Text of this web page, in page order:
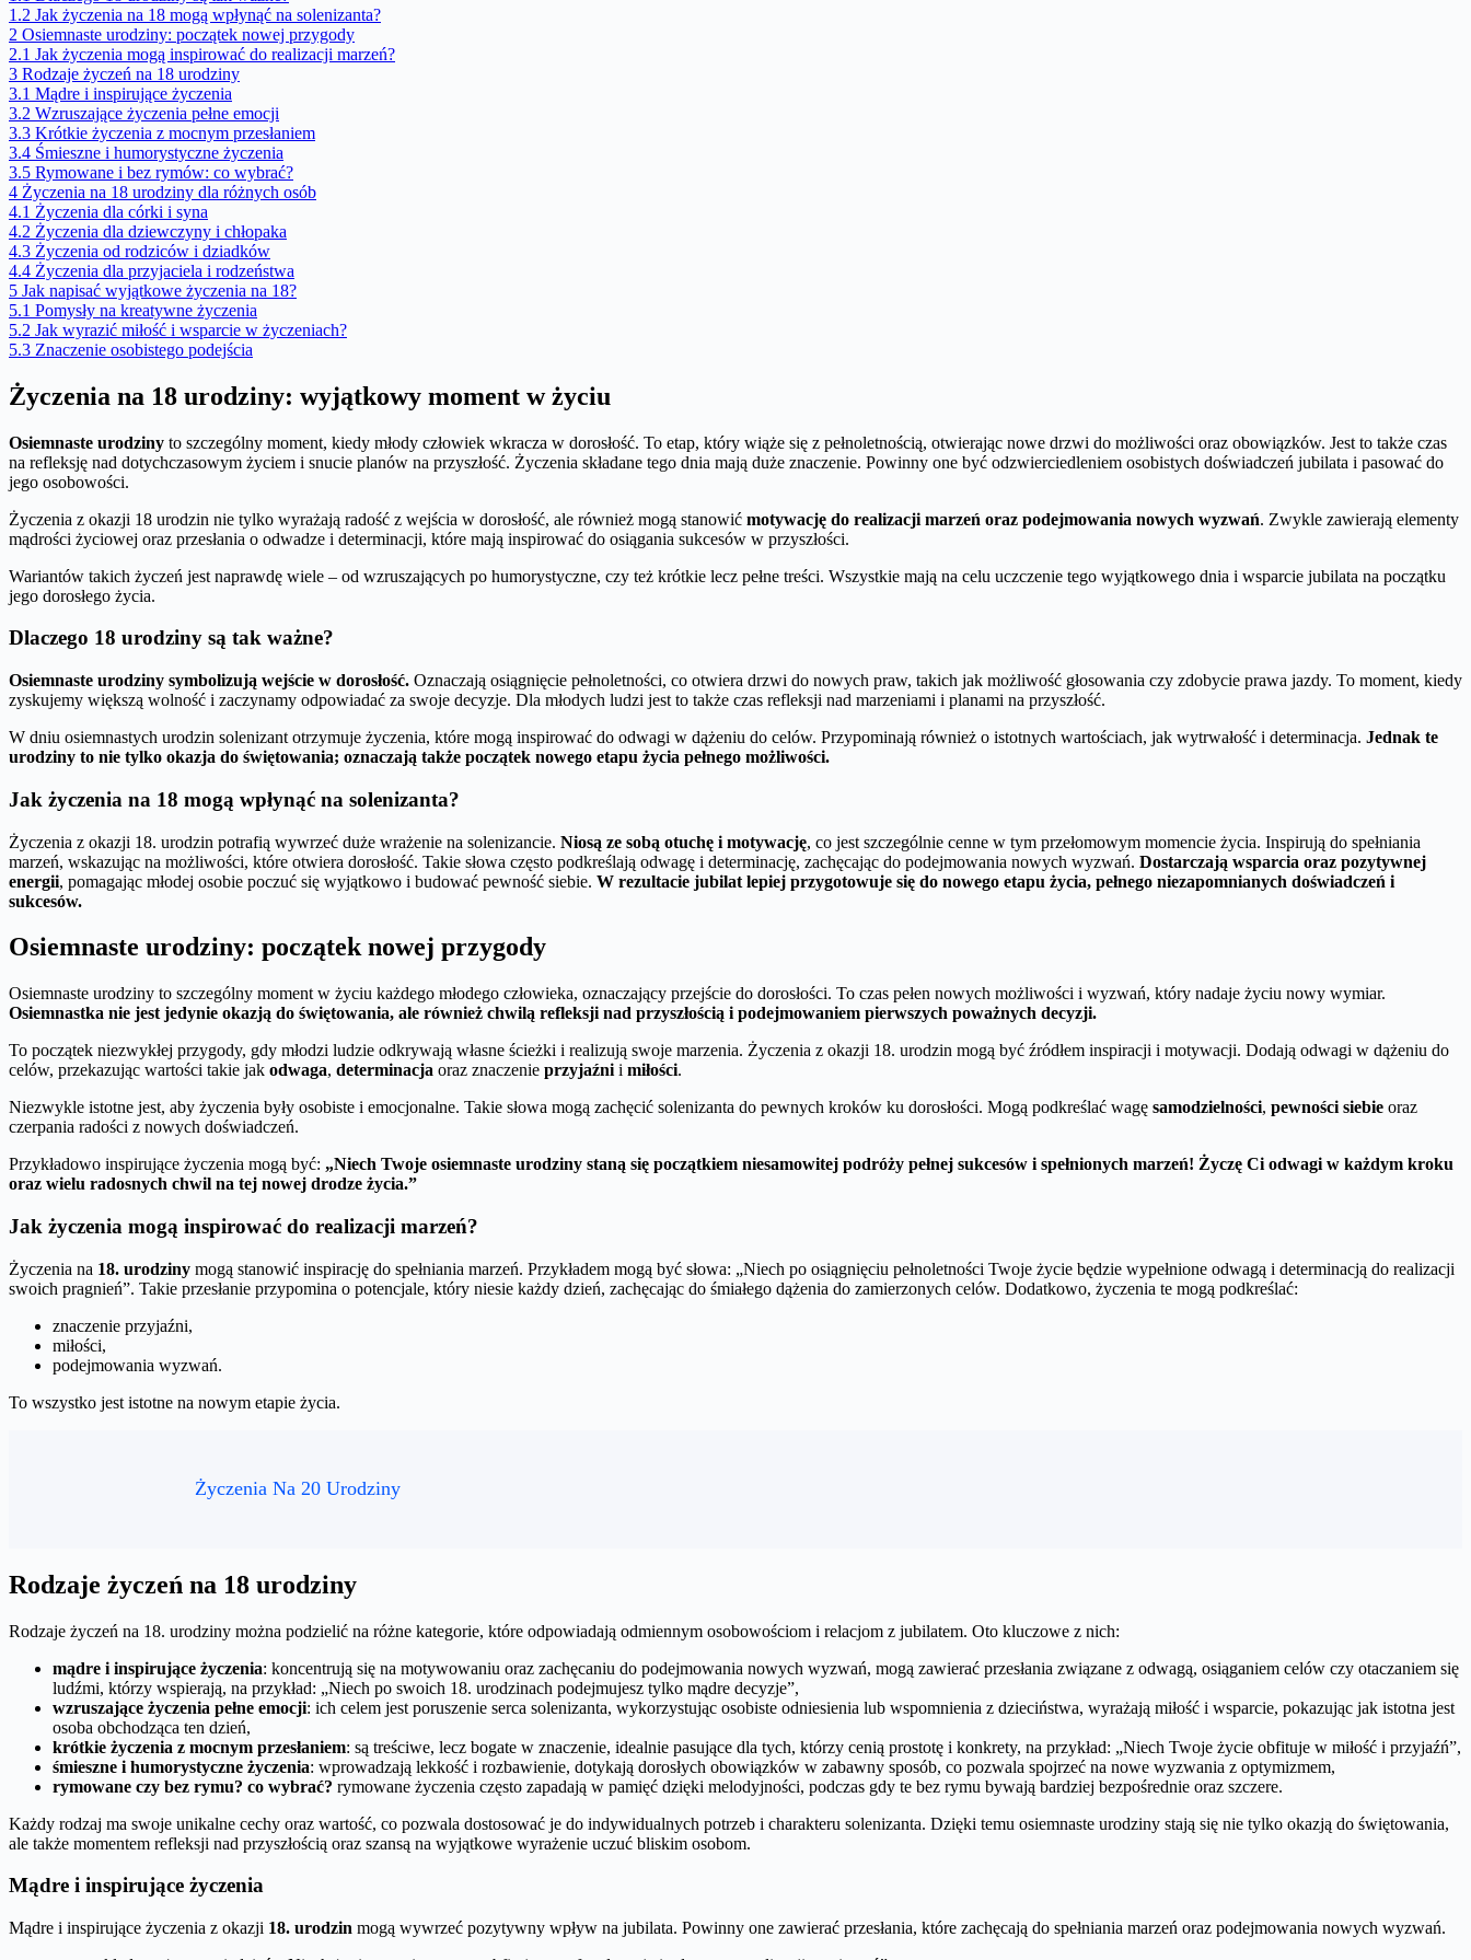
1.2 Jak życzenia na 18 mogą wpłynąć na solenizanta?
2 Osiemnaste urodziny: początek nowej przygody
2.1 Jak życzenia mogą inspirować do realizacji marzeń?
3 Rodzaje życzeń na 18 urodziny
3.1 Mądre i inspirujące życzenia
3.2 Wzruszające życzenia pełne emocji
3.3 Krótkie życzenia z mocnym przesłaniem
3.4 Śmieszne i humorystyczne życzenia
3.5 Rymowane i bez rymów: co wybrać?
4 Życzenia na 18 urodziny dla różnych osób
4.1 Życzenia dla córki i syna
4.2 Życzenia dla dziewczyny i chłopaka
4.3 Życzenia od rodziców i dziadków
4.4 Życzenia dla przyjaciela i rodzeństwa
5 Jak napisać wyjątkowe życzenia na 18?
5.1 Pomysły na kreatywne życzenia
5.2 Jak wyrazić miłość i wsparcie w życzeniach?
5.3 Znaczenie osobistego podejścia
Życzenia na 18 urodziny: wyjątkowy moment w życiu
Osiemnaste urodziny to szczególny moment, kiedy młody człowiek wkracza w dorosłość. To etap, który wiąże się z pełnoletnością, otwierając nowe drzwi do możliwości oraz obowiązków. Jest to także czas
na refleksję nad dotychczasowym życiem i snucie planów na przyszłość. Życzenia składane tego dnia mają duże znaczenie. Powinny one być odzwierciedleniem osobistych doświadczeń jubilata i pasować do
jego osobowości.
Życzenia z okazji 18 urodzin nie tylko wyrażają radość z wejścia w dorosłość, ale również mogą stanowić motywację do realizacji marzeń oraz podejmowania nowych wyzwań. Zwykle zawierają elementy
mądrości życiowej oraz przesłania o odwadze i determinacji, które mają inspirować do osiągania sukcesów w przyszłości.
Wariantów takich życzeń jest naprawdę wiele – od wzruszających po humorystyczne, czy też krótkie lecz pełne treści. Wszystkie mają na celu uczczenie tego wyjątkowego dnia i wsparcie jubilata na początku
jego dorosłego życia.
Dlaczego 18 urodziny są tak ważne?
Osiemnaste urodziny symbolizują wejście w dorosłość. Oznaczają osiągnięcie pełnoletności, co otwiera drzwi do nowych praw, takich jak możliwość głosowania czy zdobycie prawa jazdy. To moment, kiedy
zyskujemy większą wolność i zaczynamy odpowiadać za swoje decyzje. Dla młodych ludzi jest to także czas refleksji nad marzeniami i planami na przyszłość.
W dniu osiemnastych urodzin solenizant otrzymuje życzenia, które mogą inspirować do odwagi w dążeniu do celów. Przypominają również o istotnych wartościach, jak wytrwałość i determinacja. Jednak te
urodziny to nie tylko okazja do świętowania; oznaczają także początek nowego etapu życia pełnego możliwości.
Jak życzenia na 18 mogą wpłynąć na solenizanta?
Życzenia z okazji 18. urodzin potrafią wywrzeć duże wrażenie na solenizancie. Niosą ze sobą otuchę i motywację, co jest szczególnie cenne w tym przełomowym momencie życia. Inspirują do spełniania
marzeń, wskazując na możliwości, które otwiera dorosłość. Takie słowa często podkreślają odwagę i determinację, zachęcając do podejmowania nowych wyzwań. Dostarczają wsparcia oraz pozytywnej
energii, pomagając młodej osobie poczuć się wyjątkowo i budować pewność siebie. W rezultacie jubilat lepiej przygotowuje się do nowego etapu życia, pełnego niezapomnianych doświadczeń i
sukcesów.
Osiemnaste urodziny: początek nowej przygody
Osiemnaste urodziny to szczególny moment w życiu każdego młodego człowieka, oznaczający przejście do dorosłości. To czas pełen nowych możliwości i wyzwań, który nadaje życiu nowy wymiar.
Osiemnastka nie jest jedynie okazją do świętowania, ale również chwilą refleksji nad przyszłością i podejmowaniem pierwszych poważnych decyzji.
To początek niezwykłej przygody, gdy młodzi ludzie odkrywają własne ścieżki i realizują swoje marzenia. Życzenia z okazji 18. urodzin mogą być źródłem inspiracji i motywacji. Dodają odwagi w dążeniu do
celów, przekazując wartości takie jak odwaga, determinacja oraz znaczenie przyjaźni i miłości.
Niezwykle istotne jest, aby życzenia były osobiste i emocjonalne. Takie słowa mogą zachęcić solenizanta do pewnych kroków ku dorosłości. Mogą podkreślać wagę samodzielności, pewności siebie oraz
czerpania radości z nowych doświadczeń.
Przykładowo inspirujące życzenia mogą być: „Niech Twoje osiemnaste urodziny staną się początkiem niesamowitej podróży pełnej sukcesów i spełnionych marzeń! Życzę Ci odwagi w każdym kroku
oraz wielu radosnych chwil na tej nowej drodze życia.”
Jak życzenia mogą inspirować do realizacji marzeń?
Życzenia na 18. urodziny mogą stanowić inspirację do spełniania marzeń. Przykładem mogą być słowa: „Niech po osiągnięciu pełnoletności Twoje życie będzie wypełnione odwagą i determinacją do realizacji
swoich pragnień”. Takie przesłanie przypomina o potencjale, który niesie każdy dzień, zachęcając do śmiałego dążenia do zamierzonych celów. Dodatkowo, życzenia te mogą podkreślać:
znaczenie przyjaźni,
miłości,
podejmowania wyzwań.
To wszystko jest istotne na nowym etapie życia.
Życzenia Na 20 Urodziny
Rodzaje życzeń na 18 urodziny
Rodzaje życzeń na 18. urodziny można podzielić na różne kategorie, które odpowiadają odmiennym osobowościom i relacjom z jubilatem. Oto kluczowe z nich:
mądre i inspirujące życzenia: koncentrują się na motywowaniu oraz zachęcaniu do podejmowania nowych wyzwań, mogą zawierać przesłania związane z odwagą, osiąganiem celów czy otaczaniem się
ludźmi, którzy wspierają, na przykład: „Niech po swoich 18. urodzinach podejmujesz tylko mądre decyzje”,
wzruszające życzenia pełne emocji: ich celem jest poruszenie serca solenizanta, wykorzystując osobiste odniesienia lub wspomnienia z dzieciństwa, wyrażają miłość i wsparcie, pokazując jak istotna jest
osoba obchodząca ten dzień,
krótkie życzenia z mocnym przesłaniem: są treściwe, lecz bogate w znaczenie, idealnie pasujące dla tych, którzy cenią prostotę i konkrety, na przykład: „Niech Twoje życie obfituje w miłość i przyjaźń”,
śmieszne i humorystyczne życzenia: wprowadzają lekkość i rozbawienie, dotykają dorosłych obowiązków w zabawny sposób, co pozwala spojrzeć na nowe wyzwania z optymizmem,
rymowane czy bez rymu? co wybrać? rymowane życzenia często zapadają w pamięć dzięki melodyjności, podczas gdy te bez rymu bywają bardziej bezpośrednie oraz szczere.
Każdy rodzaj ma swoje unikalne cechy oraz wartość, co pozwala dostosować je do indywidualnych potrzeb i charakteru solenizanta. Dzięki temu osiemnaste urodziny stają się nie tylko okazją do świętowania,
ale także momentem refleksji nad przyszłością oraz szansą na wyjątkowe wyrażenie uczuć bliskim osobom.
Mądre i inspirujące życzenia
Mądre i inspirujące życzenia z okazji 18. urodzin mogą wywrzeć pozytywny wpływ na jubilata. Powinny one zawierać przesłania, które zachęcają do spełniania marzeń oraz podejmowania nowych wyzwań.